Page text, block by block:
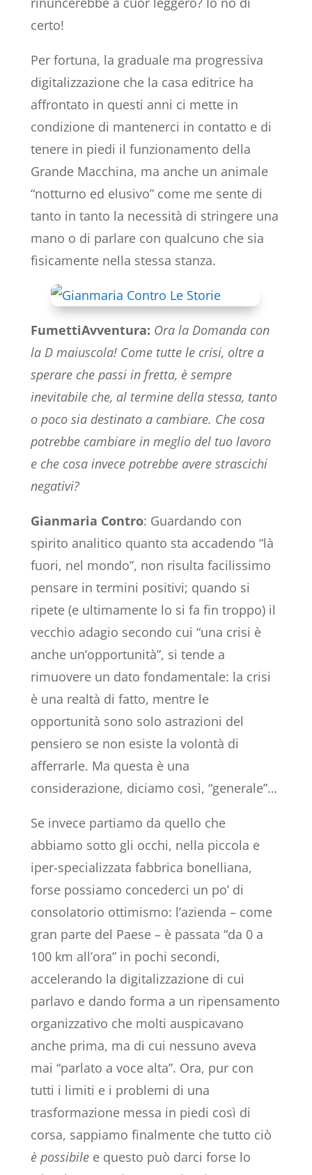
certo!
Per fortuna, la graduale ma progressiva
digitalizzazione che la casa editrice ha
affrontato in questi anni ci mette in
condizione di mantenerci in contatto e di
tenere in piedi il funzionamento della
Grande Macchina, ma anche un animale
“notturno ed elusivo” come me sente di
tanto in tanto la necessità di stringere una
mano o di parlare con qualcuno che sia
fisicamente nella stessa stanza.
FumettiAvventura: Ora la Domanda con
la D maiuscola! Come tutte le crisi, oltre a
sperare che passi in fretta, è sempre
inevitabile che, al termine della stessa, tanto
o poco sia destinato a cambiare. Che cosa
potrebbe cambiare in meglio del tuo lavoro
e che cosa invece potrebbe avere strascichi
negativi?
Gianmaria Contro: Guardando con
spirito analitico quanto sta accadendo “là
fuori, nel mondo”, non risulta facilissimo
pensare in termini positivi; quando si
ripete (e ultimamente lo si fa fin troppo) il
vecchio adagio secondo cui “una crisi è
anche un’opportunità”, si tende a
rimuovere un dato fondamentale: la crisi
è una realtà di fatto, mentre le
opportunità sono solo astrazioni del
pensiero se non esiste la volontà di
afferrarle. Ma questa è una
considerazione, diciamo così, “generale”…
Se invece partiamo da quello che
abbiamo sotto gli occhi, nella piccola e
iper-specializzata fabbrica bonelliana,
forse possiamo concederci un po’ di
consolatorio ottimismo: l’azienda – come
gran parte del Paese – è passata “da 0 a
100 km all’ora” in pochi secondi,
accelerando la digitalizzazione di cui
parlavo e dando forma a un ripensamento
organizzativo che molti auspicavano
anche prima, ma di cui nessuno aveva
mai “parlato a voce alta”. Ora, pur con
tutti i limiti e i problemi di una
trasformazione messa in piedi così di
corsa, sappiamo finalmente che tutto ciò
è possibilee questo può darci forse lo